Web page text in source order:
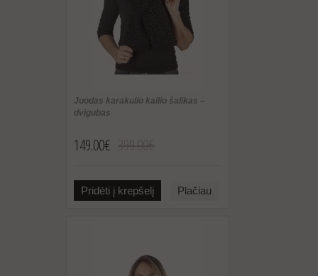
Juodas karakulio kailio šalikas –
dvigubas
149.00€
Pridėti į krepšelį Plačiau